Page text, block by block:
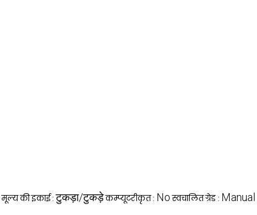
मूल्य की इकाई :टुकड़ा/टुकड़ेकम्प्यूटरीकृत : No स्वचालित ग्रेड : Manual